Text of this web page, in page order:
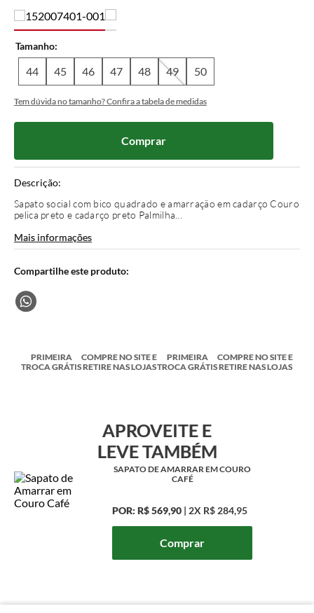
Tamanho
44 45 46 47 48 49 50
Tem dúvida no tamanho? Confira a tabela de medidas
Comprar
Descrição:
Sapato social com bico quadrado e amarração em cadarço Couro
pelica preto e cadarço preto Palmilha...
Mais informações
PRIMEIRA
TROCA GRÁTIS
COMPRE NO SITE E
RETIRE NAS LOJAS
PRIMEIRA
TROCA GRÁTIS
COMPRE NO SITE E
RETIRE NAS LOJAS
APROVEITE E
LEVE TAMBÉM
SAPATO DE AMARRAR EM COURO
CAFÉ
POR: R$ 569,90 2X R$ 284,95
Comprar